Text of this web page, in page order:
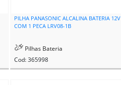
PILHA PANASONIC ALCALINA BATERIA 12V
COM 1 PECA LRV08-1B
Pilhas Bateria
Cod: 365998